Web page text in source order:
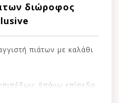
διώροφος
πιάτων με καλάθι
Επάνω επίπεδο
για φλιτζάνια και